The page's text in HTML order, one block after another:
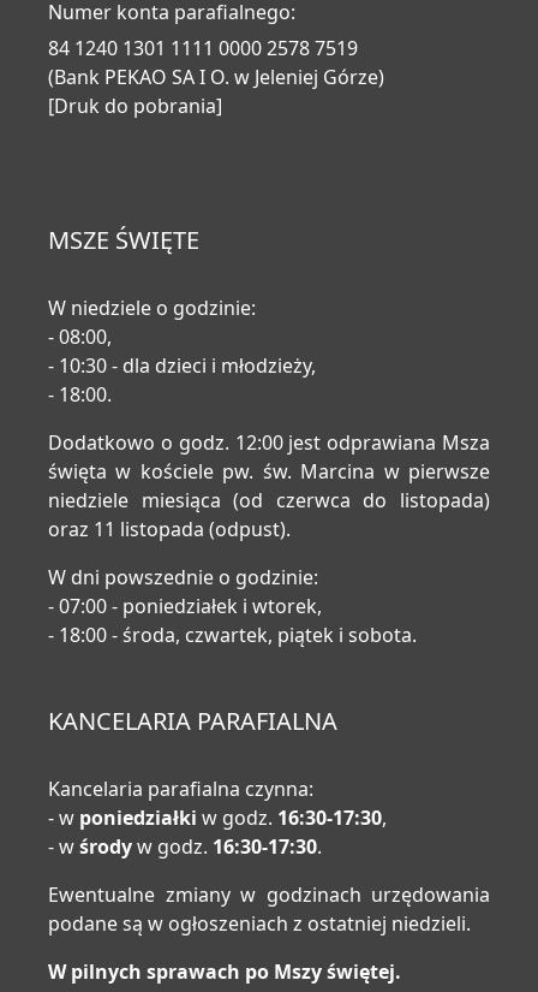
Numer konta parafialnego:
84 1240 1301 1111 0000 2578 7519
(Bank PEKAO SA I O. w Jeleniej Górze)
[Druk do pobrania]
MSZE ŚWIĘTE
W niedziele o godzinie:
- 08:00,
- 10:30 - dla dzieci i młodzieży,
- 18:00.
Dodatkowo o godz. 12:00 jest odprawiana Msza
święta w kościele pw. św. Marcina w pierwsze
niedziele miesiąca (od czerwca do listopada)
oraz 11 listopada (odpust).
W dni powszednie o godzinie:
- 07:00 - poniedziałek i wtorek,
- 18:00 - środa, czwartek, piątek i sobota.
KANCELARIA PARAFIALNA
Kancelaria parafialna czynna:
- w poniedziałki w godz. 16:30-17:30,
- wśrodyw godz. 16:30-17:30.
Ewentualne zmiany w godzinach urzędowania
podane są w ogłoszeniach z ostatniej niedzieli.
W pilnych sprawach po Mszy świętej.